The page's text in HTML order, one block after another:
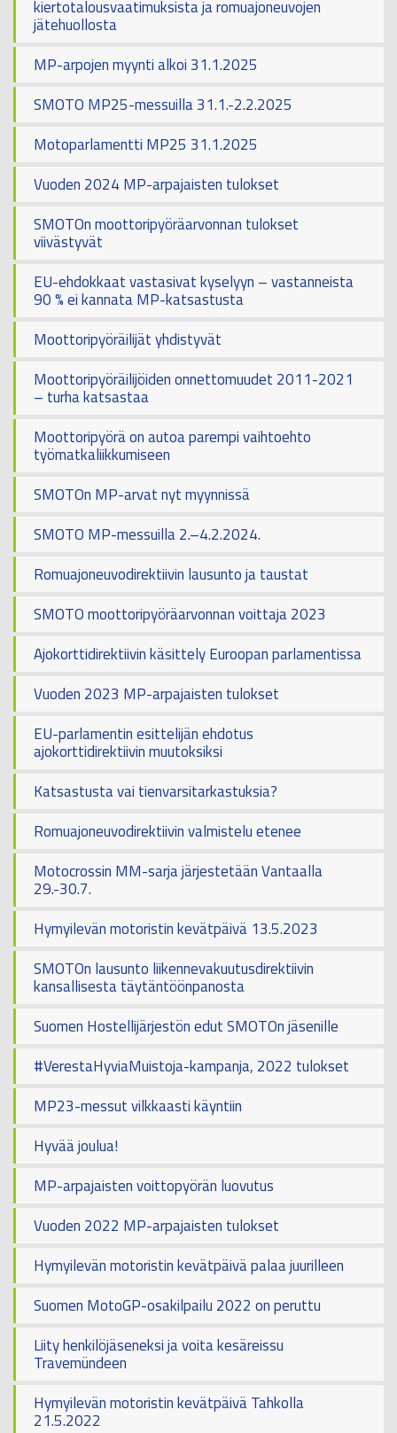
kiertotalousvaatimuksista ja romuajoneuvojen
jätehuollosta
MP-arpojen myynti alkoi 31.1.2025
SMOTO MP25-messuilla 31.1.-2.2.2025
Motoparlamentti MP25 31.1.2025
Vuoden 2024 MP-arpajaisten tulokset
SMOTOn moottoripyöräarvonnan tulokset
viivästyvät
EU-ehdokkaat vastasivat kyselyyn – vastanneista
90 % ei kannata MP-katsastusta
Moottoripyöräilijät yhdistyvät
Moottoripyöräilijöiden onnettomuudet 2011-2021
– turha katsastaa
Moottoripyörä on autoa parempi vaihtoehto
työmatkaliikkumiseen
SMOTOn MP-arvat nyt myynnissä
SMOTO MP-messuilla 2.–4.2.2024.
Romuajoneuvodirektiivin lausunto ja taustat
SMOTO moottoripyöräarvonnan voittaja 2023
Ajokorttidirektiivin käsittely Euroopan parlamentissa
Vuoden 2023 MP-arpajaisten tulokset
EU-parlamentin esittelijän ehdotus
ajokorttidirektiivin muutoksiksi
Katsastusta vai tienvarsitarkastuksia?
Romuajoneuvodirektiivin valmistelu etenee
Motocrossin MM-sarja järjestetään Vantaalla
29.-30.7.
Hymyilevän motoristin kevätpäivä 13.5.2023
SMOTOn lausunto liikennevakuutusdirektiivin
kansallisesta täytäntöönpanosta
Suomen Hostellijärjestön edut SMOTOn jäsenille
#VerestaHyviaMuistoja-kampanja, 2022 tulokset
MP23-messut vilkkaasti käyntiin
Hyvää joulua!
MP-arpajaisten voittopyörän luovutus
Vuoden 2022 MP-arpajaisten tulokset
Hymyilevän motoristin kevätpäivä palaa juurilleen
Suomen MotoGP-osakilpailu 2022 on peruttu
Liity henkilöjäseneksi ja voita kesäreissu
Travemündeen
Hymyilevän motoristin kevätpäivä Tahkolla
21.5.2022